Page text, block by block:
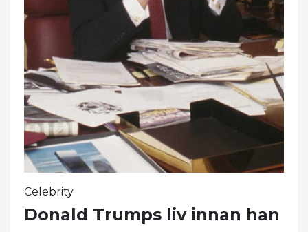
Celebrity
Donald Trumps liv innan han